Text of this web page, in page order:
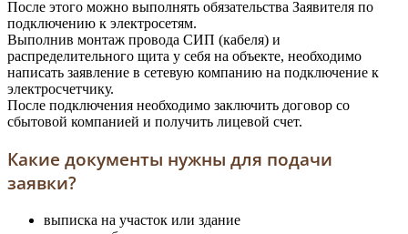
После этого можно выполнять обязательства Заявителя по
подключению к электросетям.
Выполнив монтаж провода СИП (кабеля) и
распределительного щита у себя на объекте, необходимо
написать заявление в сетевую компанию на подключение к
электросчетчику.
После подключения необходимо заключить договор со
сбытовой компанией и получить лицевой счет.
Какие документы нужны для подачи
заявки?
выписка на участок или здание